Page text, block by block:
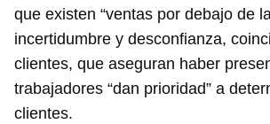
que existen “ventas por debajo de
incertidumbre y desconfianza,
clientes, que aseguran haber
trabajadores “dan prioridad” a
clientes.